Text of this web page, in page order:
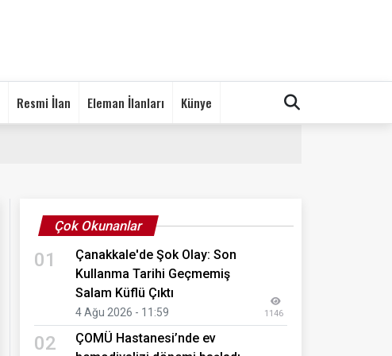
Resmi İlan Eleman İlanları Künye
Çok Okunanlar
01
Çanakkale'de Şok Olay: Son
Kullanma Tarihi Geçmemiş
Salam Küflü Çıktı
4 Ağu 2026 - 11:59 1146
02
ÇOMÜ Hastanesi’nde ev